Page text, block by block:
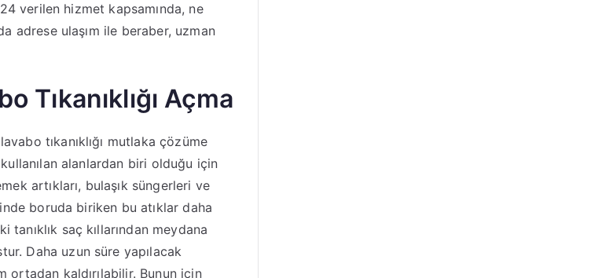
verilen hizmet kapsamında, ne
adrese ulaşım ile beraber, uzman
Tıkanıklığı Açma
tıkanıklığı mutlaka çözüme
alanlardan biri olduğu için
artıkları, bulaşık süngerleri ve
boruda biriken bu atıklar daha
saç kıllarından meydana
Daha uzun süre yapılacak
kaldırılabilir. Bunun için